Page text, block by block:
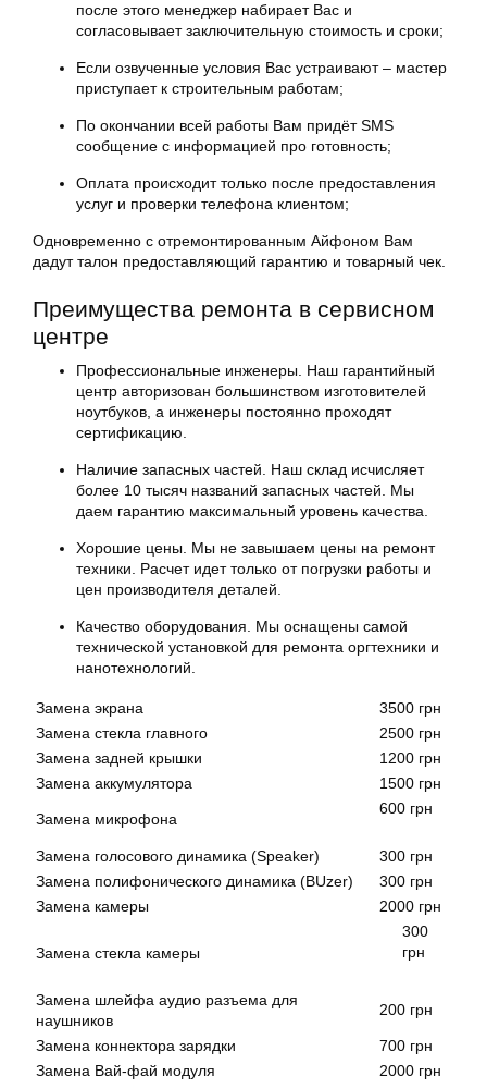
после этого менеджер набирает Вас и
согласовывает заключительную стоимость и сроки;
Если озвученные условия Вас устраивают – мастер
приступает к строительным работам;
По окончании всей работы Вам придёт SMS
сообщение с информацией про готовность;
Оплата происходит только после предоставления
услуг и проверки телефона клиентом;
Одновременно с отремонтированным Айфоном Вам
дадут талон предоставляющий гарантию и товарный чек.
Преимущества ремонта в сервисном
центре
Профессиональные инженеры. Наш гарантийный
центр авторизован большинством изготовителей
ноутбуков, а инженеры постоянно проходят
сертификацию.
Наличие запасных частей. Наш склад исчисляет
более 10 тысяч названий запасных частей. Мы
даем гарантию максимальный уровень качества.
Хорошие цены. Мы не завышаем цены на ремонт
техники. Расчет идет только от погрузки работы и
цен производителя деталей.
Качество оборудования. Мы оснащены самой
технической установкой для ремонта оргтехники и
нанотехнологий.
Замена экрана
3500 грн
Замена стекла главного
2500 грн
Замена задней крышки
1200 грн
Замена аккумулятора
1500 грн
Замена микрофона
600 грн
Замена голосового динамика (Speaker)
300 грн
Замена полифонического динамика (BUzer)
300 грн
Замена камеры
2000 грн
Замена стекла камеры
300
грн
Замена шлейфа аудио разъема для
наушников
200 грн
Замена коннектора зарядки
700 грн
Замена Вай-фай модуля
2000 грн